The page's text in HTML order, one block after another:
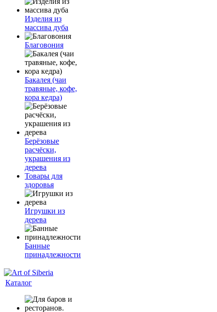
Изделия из
массива дуба
Благовония
Бакалея (чаи
травяные, кофе,
кора кедра)
Берёзовые
расчёски,
украшения из
дерева
Товары для
здоровья
Игрушки из
дерева
Банные
принадлежности
Каталог